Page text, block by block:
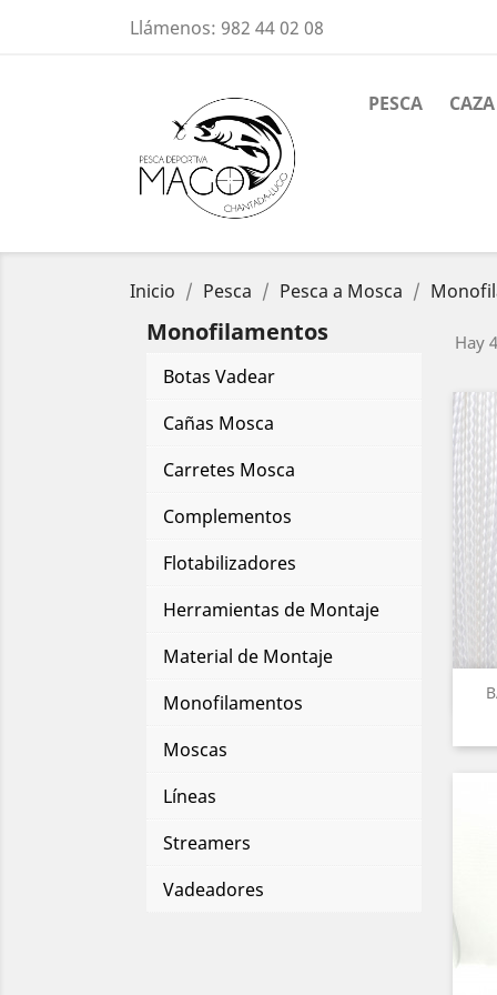
Llámenos: 982 44 02 08
PESCA CAZA
Inicio Pesca Pesca a Mosca
Monofilamentos
Botas Vadear
Cañas Mosca
Carretes Mosca
Complementos
Flotabilizadores
Herramientas de Montaje
Material de Montaje
Monofilamentos
Moscas
Líneas
Streamers
Vadeadores
Hay